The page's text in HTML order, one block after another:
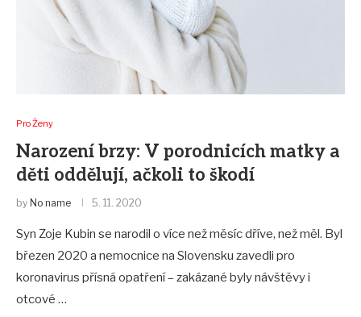
Pro Ženy
Narození brzy: V porodnicích matky a
děti oddělují, ačkoli to škodí
by No name 5. 11. 2020
Syn Zoje Kubin se narodil o více než měsíc dříve, než měl. Byl
březen 2020 a nemocnice na Slovensku zavedli pro
koronavirus přísná opatření – zakázané byly návštěvy i
otcové …